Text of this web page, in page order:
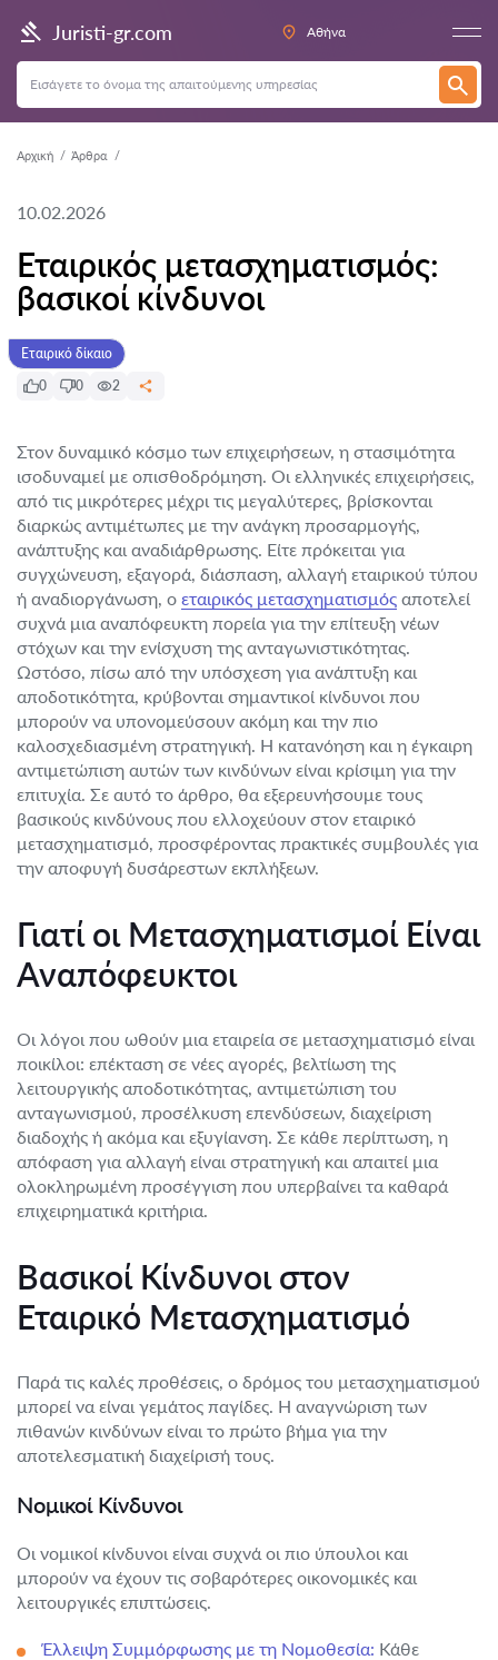
Juristi-gr.com Αθήνα
Αρχική Άρθρα
10.02.2026
Εταιρικός μετασχηματισμός:
βασικοί κίνδυνοι
Εταιρικό δίκαιο
0
0 2
Στον δυναμικό κόσμο των επιχειρήσεων, η στασιμότητα
ισοδυναμεί με οπισθοδρόμηση. Οι ελληνικές επιχειρήσεις,
από τις μικρότερες μέχρι τις μεγαλύτερες, βρίσκονται
διαρκώς αντιμέτωπες με την ανάγκη προσαρμογής,
ανάπτυξης και αναδιάρθρωσης. Είτε πρόκειται για
συγχώνευση, εξαγορά, διάσπαση, αλλαγή εταιρικού τύπου
ή αναδιοργάνωση, ο εταιρικός μετασχηματισμός αποτελεί
συχνά μια αναπόφευκτη πορεία για την επίτευξη νέων
στόχων και την ενίσχυση της ανταγωνιστικότητας.
Ωστόσο, πίσω από την υπόσχεση για ανάπτυξη και
αποδοτικότητα, κρύβονται σημαντικοί κίνδυνοι που
μπορούν να υπονομεύσουν ακόμη και την πιο
καλοσχεδιασμένη στρατηγική. Η κατανόηση και η έγκαιρη
αντιμετώπιση αυτών των κινδύνων είναι κρίσιμη για την
επιτυχία. Σε αυτό το άρθρο, θα εξερευνήσουμε τους
βασικούς κινδύνους που ελλοχεύουν στον εταιρικό
μετασχηματισμό, προσφέροντας πρακτικές συμβουλές για
την αποφυγή δυσάρεστων εκπλήξεων.
Γιατί οι Μετασχηματισμοί Είναι
Αναπόφευκτοι
Οι λόγοι που ωθούν μια εταιρεία σε μετασχηματισμό είναι
ποικίλοι: επέκταση σε νέες αγορές, βελτίωση της
λειτουργικής αποδοτικότητας, αντιμετώπιση του
ανταγωνισμού, προσέλκυση επενδύσεων, διαχείριση
διαδοχής ή ακόμα και εξυγίανση. Σε κάθε περίπτωση, η
απόφαση για αλλαγή είναι στρατηγική και απαιτεί μια
ολοκληρωμένη προσέγγιση που υπερβαίνει τα καθαρά
επιχειρηματικά κριτήρια.
Βασικοί Κίνδυνοι στον
Εταιρικό Μετασχηματισμό
Παρά τις καλές προθέσεις, ο δρόμος του μετασχηματισμού
μπορεί να είναι γεμάτος παγίδες. Η αναγνώριση των
πιθανών κινδύνων είναι το πρώτο βήμα για την
αποτελεσματική διαχείρισή τους.
Νομικοί Κίνδυνοι
Οι νομικοί κίνδυνοι είναι συχνά οι πιο ύπουλοι και
μπορούν να έχουν τις σοβαρότερες οικονομικές και
λειτουργικές επιπτώσεις.
Έλλειψη Συμμόρφωσης με τη Νομοθεσία: Κάθε